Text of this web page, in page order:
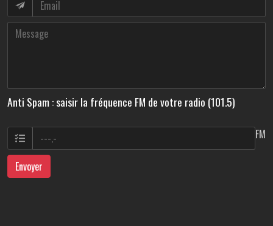
Anti Spam : saisir la fréquence FM de votre radio (101.5)
FM
Envoyer